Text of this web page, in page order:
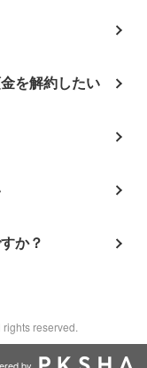
を解約したい
か？
reserved.